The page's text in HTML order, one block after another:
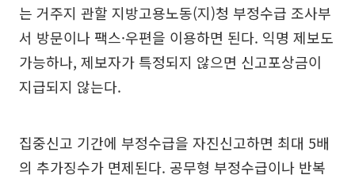
는 거주지 관할 지방고용노동(지)청 부정수급 조사부
서 방문이나 팩스·우편을 이용하면 된다. 익명 제보도
가능하나, 제보자가 특정되지 않으면 신고포상금이
지급되지 않는다.
집중신고 기간에 부정수급을 자진신고하면 최대 5배
의 추가징수가 면제된다. 공무형 부정수급이나 반복